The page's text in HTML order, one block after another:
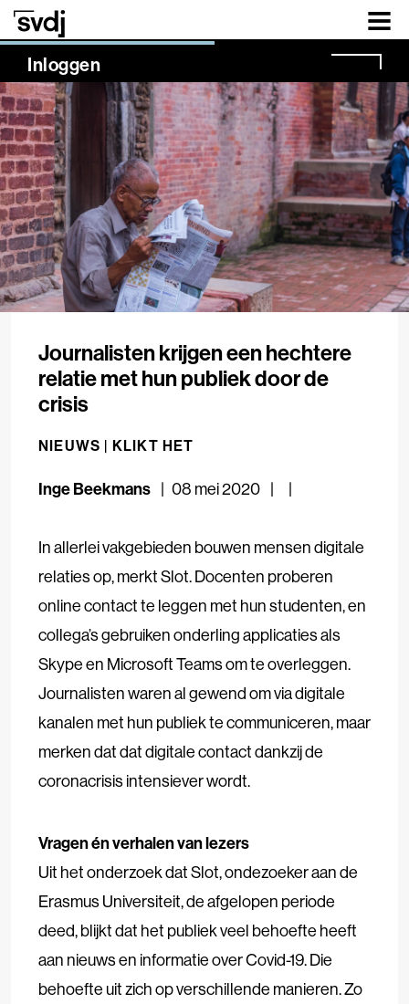
Naar hoofdinhoud
Inloggen
NaN%
Journalisten krijgen een hechtere
relatie met hun publiek door de
crisis
NIEUWS | KLIKT HET
Inge Beekmans 08 mei 2020
In allerlei vakgebieden bouwen mensen digitale
relaties op, merkt Slot. Docenten proberen
online contact te leggen met hun studenten, en
collega’s gebruiken onderling applicaties als
Skype en Microsoft Teams om te overleggen.
Journalisten waren al gewend om via digitale
kanalen met hun publiek te communiceren, maar
merken dat dat digitale contact dankzij de
coronacrisis intensiever wordt.
Vragen én verhalen van lezers
Uit het onderzoek dat Slot, ondezoeker aan de
Erasmus Universiteit, de afgelopen periode
deed, blijkt dat het publiek veel behoefte heeft
aan nieuws en informatie over Covid-19. Die
behoefte uit zich op verschillende manieren. Zo